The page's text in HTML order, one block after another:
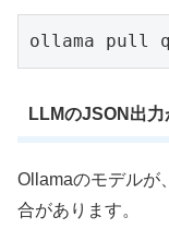
ollama pull
LLMのJSON出力
Ollamaのモデルが
合があります。